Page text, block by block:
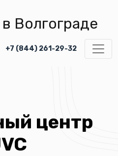
+7 (844) 261-29-32
центр